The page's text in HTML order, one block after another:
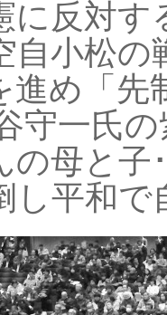
に反対
自小松
進め「
守一氏
の母と子
し平和